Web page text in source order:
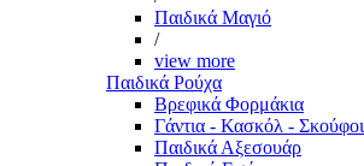
Παιδικά Μαγιό
/
view more
Παιδικά Ρούχα
Βρεφικά Φορμάκια
Γάντια - Κασκόλ - Σκούφοι
Παιδικά Αξεσουάρ